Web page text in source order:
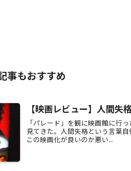
事もおすすめ
【映画レビュー】人間失
「パレード」を観に映画館に行
見てきた。人間失格という言葉
この映画化が良いのか悪い...